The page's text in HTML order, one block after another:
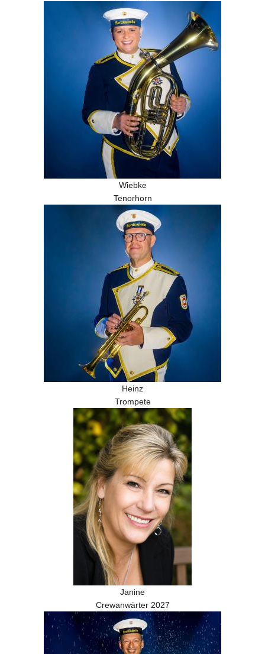
Wiebke
Tenorhorn
Heinz
Trompete
Janine
Crewanwärter 2027